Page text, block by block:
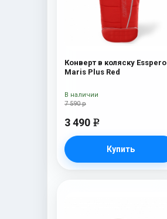
Конверт в коляску Esspero
Maris Plus Red
7 590 р
3 490 e
Купить
В наличии